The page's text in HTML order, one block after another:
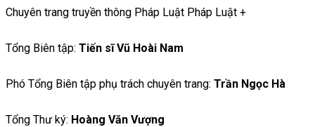
Chuyên trang truyền thông Pháp Luật Pháp Luật +
Tổng Biên tập: Tiến sĩ Vũ Hoài Nam
Phó Tổng Biên tập phụ trách chuyên trang: Trần Ngọc Hà
Tổng Thư ký: Hoàng Văn Vượng